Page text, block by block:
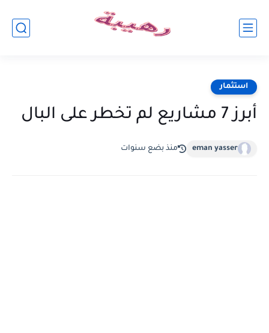
استثمار
أبرز 7 مشاريع لم تخطر على البال
eman yasser منذ بضع سنوات